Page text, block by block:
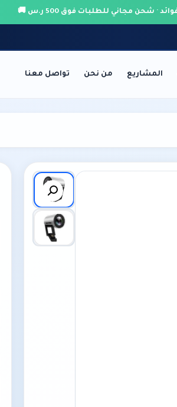
المشاريع من نحن تواصل معنا